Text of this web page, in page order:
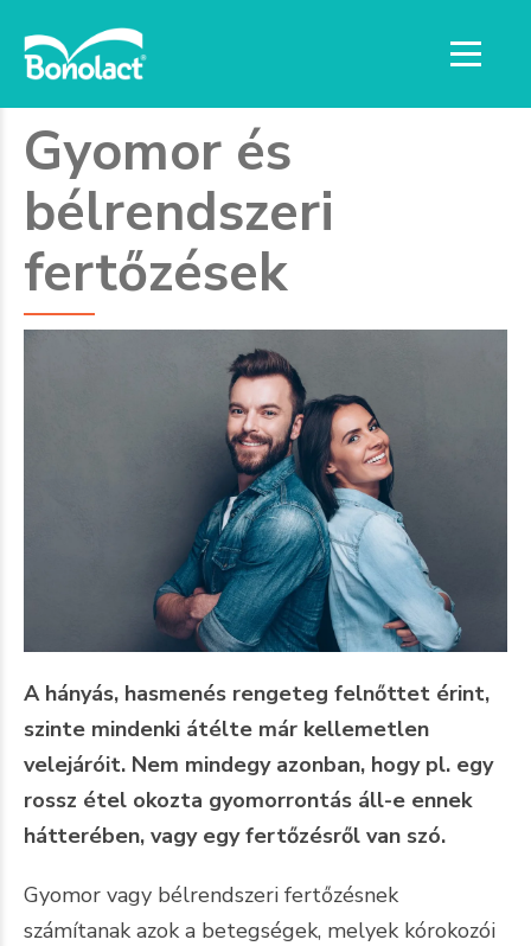
Gyomor és
bélrendszeri
fertőzések
A hányás, hasmenés rengeteg felnőttet érint,
szinte mindenki átélte már kellemetlen
velejáróit. Nem mindegy azonban, hogy pl. egy
rossz étel okozta gyomorrontás áll-e ennek
hátterében, vagy egy fertőzésről van szó.
Gyomor vagy bélrendszeri fertőzésnek
számítanak azok a betegségek, melyek kórokozói